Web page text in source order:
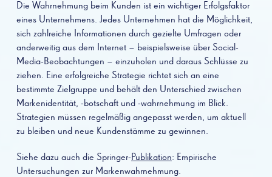
Die Wahrnehmung beim Kunden ist ein wichtiger Erfolgsfaktor
eines Unternehmens. Jedes Unternehmen hat die Möglichkeit,
sich zahlreiche Informationen durch gezielte Umfragen oder
anderweitig aus dem Internet – beispielsweise über Social-
Media-Beobachtungen – einzuholen und daraus Schlüsse zu
ziehen. Eine erfolgreiche Strategie richtet sich an eine
bestimmte Zielgruppe und behält den Unterschied zwischen
Markenidentität, -botschaft und -wahrnehmung im Blick.
Strategien müssen regelmäßig angepasst werden, um aktuell
zu bleiben und neue Kundenstämme zu gewinnen.
Siehe dazu auch die Springer-Publikation: Empirische
Untersuchungen zur Markenwahrnehmung.